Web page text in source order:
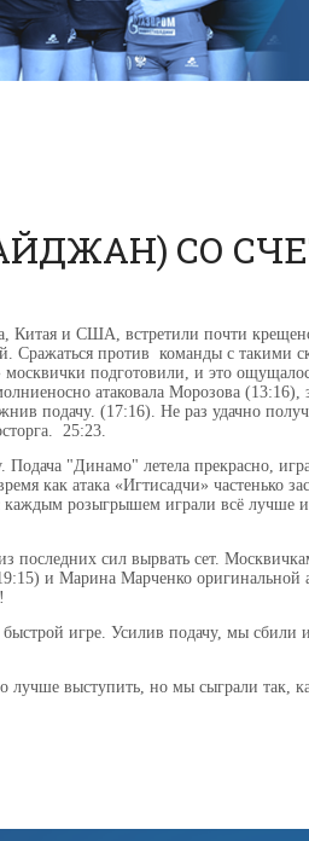
СО
Китая и США, встретили почти
Сражаться против команды с такими
подготовили, и это
атаковала Морозова (13:16),
подачу. (17:16). Не раз удачно
25:23.
"Динамо" летела прекрасно, игра
как атака «Игтисадчи» частенько
каждым розыгрышем играли всё лучше
последних сил вырвать сет.
и Марина Марченко оригинальной
быстрой игре. Усилив подачу, мы
лучше выступить, но мы сыграли так,